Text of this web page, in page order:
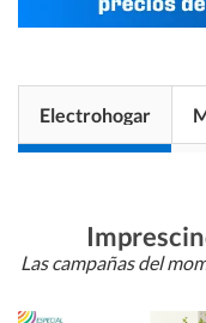
Electrohogar
Las campañas del